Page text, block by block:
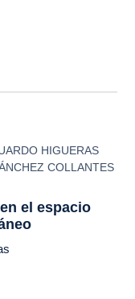
HIGUERAS
COLLANTES
el espacio